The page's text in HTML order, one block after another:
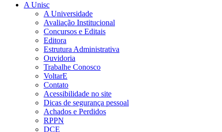
A Unisc
A Universidade
Avaliação Institucional
Concursos e Editais
Editora
Estrutura Administrativa
Ouvidoria
Trabalhe Conosco
VoltarE
Contato
Acessibilidade no site
Dicas de segurança pessoal
Achados e Perdidos
RPPN
DCE